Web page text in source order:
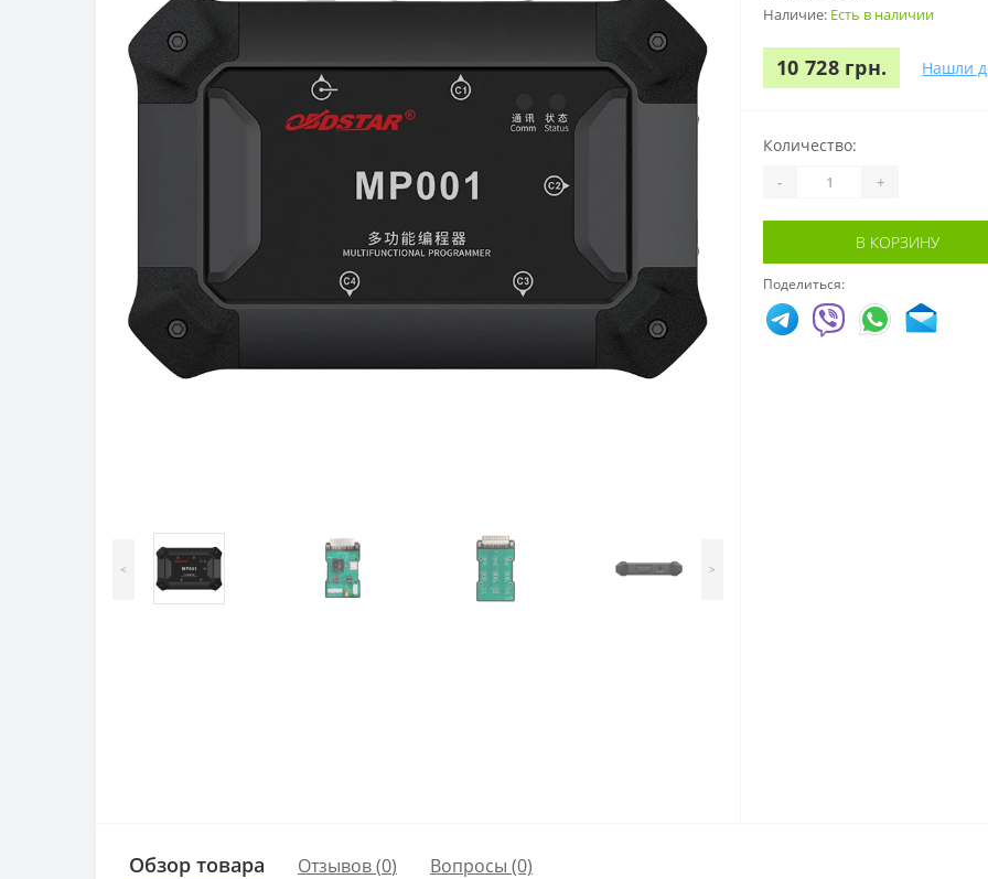
< >
Наличие: Есть в наличии
10 728 грн. Нашли
Количество:
- +
В КОРЗИНУ
Поделиться:
Обзор товара Отзывов (0) Вопросы (0)